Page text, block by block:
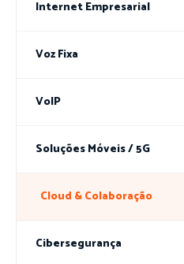
Internet Empresarial
Voz Fixa
VoIP
Soluções Móveis / 5G
Cloud & Colaboração
Cibersegurança